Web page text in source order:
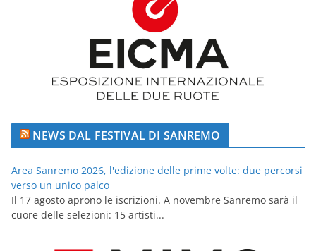
NEWS DAL FESTIVAL DI SANREMO
Area Sanremo 2026, l'edizione delle prime volte: due percorsi
verso un unico palco
Il 17 agosto aprono le iscrizioni. A novembre Sanremo sarà il
cuore delle selezioni: 15 artisti...